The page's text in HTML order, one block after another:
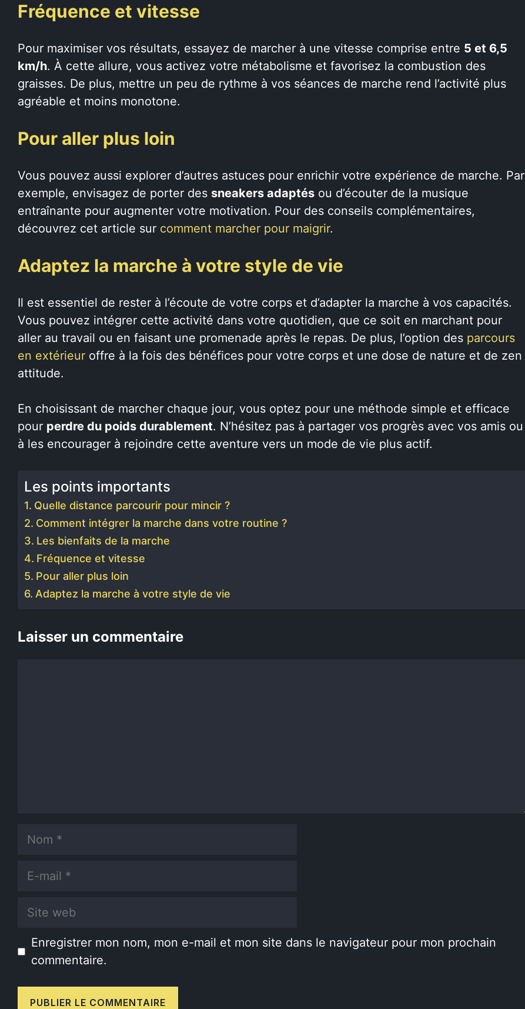
Fréquence et vitesse
Pour maximiser vos résultats, essayez de marcher à une vitesse comprise entre 5 et 6,5
km/h. À cette allure, vous activez votre métabolisme et favorisez la combustion des
graisses. De plus, mettre un peu de rythme à vos séances de marche rend l’activité plus
agréable et moins monotone.
Pour aller plus loin
Vous pouvez aussi explorer d’autres astuces pour enrichir votre expérience de marche. Par
exemple, envisagez de porter des sneakers adaptés ou d’écouter de la musique
entraînante pour augmenter votre motivation. Pour des conseils complémentaires,
découvrez cet article sur comment marcher pour maigrir.
Adaptez la marche à votre style de vie
Il est essentiel de rester à l’écoute de votre corps et d’adapter la marche à vos capacités.
Vous pouvez intégrer cette activité dans votre quotidien, que ce soit en marchant pour
aller au travail ou en faisant une promenade après le repas. De plus, l’option des parcours
en extérieur offre à la fois des bénéfices pour votre corps et une dose de nature et de zen
attitude.
En choisissant de marcher chaque jour, vous optez pour une méthode simple et efficace
pour perdre du poids durablement. N’hésitez pas à partager vos progrès avec vos amis ou
à les encourager à rejoindre cette aventure vers un mode de vie plus actif.
Les points importants
Quelle distance parcourir pour mincir ?
Comment intégrer la marche dans votre routine ?
Les bienfaits de la marche
Fréquence et vitesse
Pour aller plus loin
Adaptez la marche à votre style de vie
Laisser un commentaire
Nom
E-
Site
Enregistrer mon nom, mon e-mail et mon site dans le navigateur pour mon prochain
commentaire.